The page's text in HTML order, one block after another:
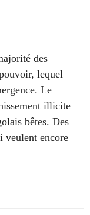
des
lequel
Le
illicite
bêtes. Des
veulent encore